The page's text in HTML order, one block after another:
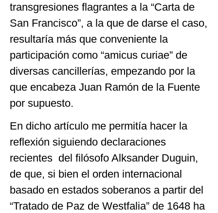
transgresiones flagrantes a la “Carta de
San Francisco”, a la que de darse el caso,
resultaría más que conveniente la
participación como “amicus curiae” de
diversas cancillerías, empezando por la
que encabeza Juan Ramón de la Fuente
por supuesto.
En dicho artículo me permitía hacer la
reflexión siguiendo declaraciones
recientes del filósofo Alksander Duguin,
de que, si bien el orden internacional
basado en estados soberanos a partir del
“Tratado de Paz de Westfalia” de 1648 ha